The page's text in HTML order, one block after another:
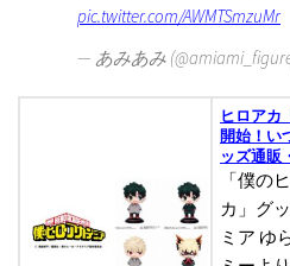
pic.twitter.com/AWMTSmzuMr
— あみあみ
ヒロアカ
開始！い
ッズ通販
「僕の
カ」グ
ミア ゆ